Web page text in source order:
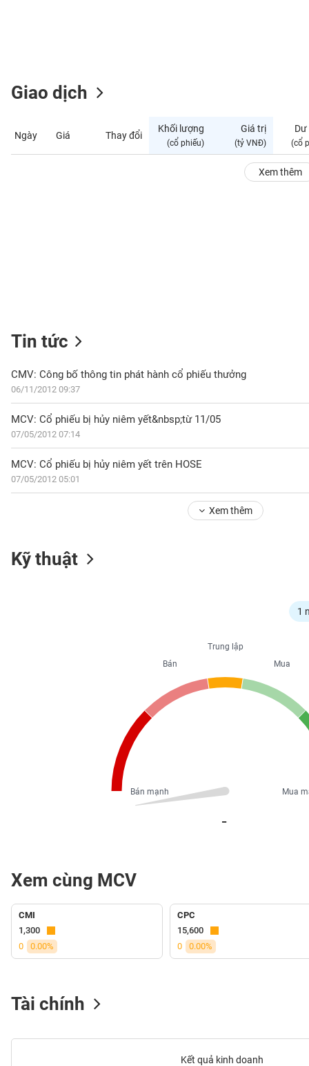
Giao dịch
Ngày Giá Thay đổi
Khối lượng
(cổ phiếu)
Giá trị
(tỷ VNĐ)
Dư
(cổ
Xem thêm
Tin tức
CMV: Công bố thông tin phát hành cổ phiếu thưởng
06/11/2012 09:37
MCV: Cổ phiếu bị hủy niêm yết&nbsp;từ 11/05
07/05/2012 07:14
MCV: Cổ phiếu bị hủy niêm yết trên HOSE
07/05/2012 05:01
Xem thêm
Kỹ thuật
1
Trung lập
Mua
Mua
Bán
Bán mạnh
Xem cùng MCV
CMI
1,300
0
0.00%
CPC
15,600
0
0.00%
Tài chính
Kết quả kinh doanh
CÁ
NHÂN
DOANH
NGHIỆP
CỔ
SINH
Ngành
(-)
VS-
SECTOR